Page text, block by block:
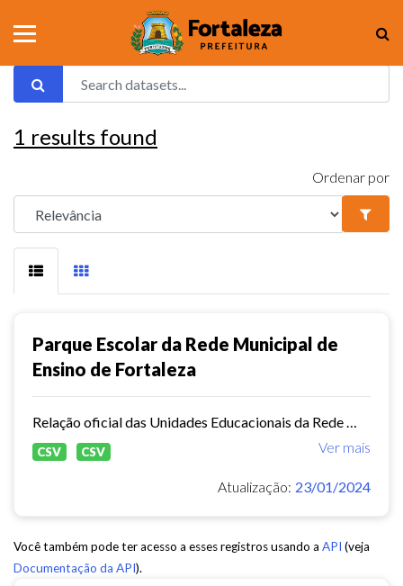
1 results found
Ordenar por
Parque Escolar da Rede Municipal de
Ensino de Fortaleza
Ver mais
CSV CSV
Atualização: 23/01/2024
Você também pode ter acesso a esses registros usando a API (veja
Documentação da API).